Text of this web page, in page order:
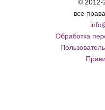
© 2012-
все
Обработка